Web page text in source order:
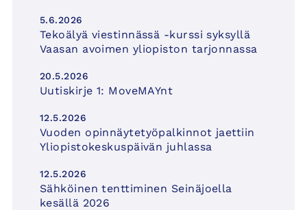
5.6.2026
Tekoälyä viestinnässä -kurssi syksyllä
Vaasan avoimen yliopiston tarjonnassa
20.5.2026
Uutiskirje 1: MoveMAYnt
12.5.2026
Vuoden opinnäytetyöpalkinnot jaettiin
Yliopistokeskuspäivän juhlassa
12.5.2026
Sähköinen tenttiminen Seinäjoella
kesällä 2026